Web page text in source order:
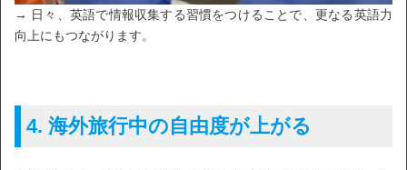
→ 日々、英語で情報収集する習慣をつけることで、更なる英語力
向上にもつながります。
4. 海外旅行中の自由度が上がる